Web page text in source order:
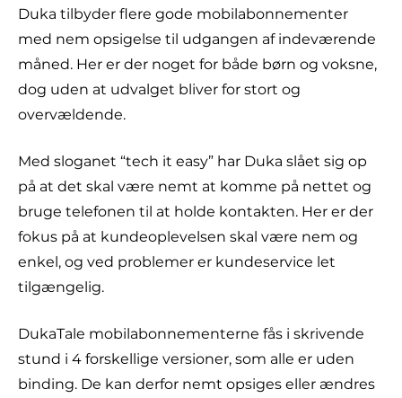
Duka tilbyder flere gode mobilabonnementer
med nem opsigelse til udgangen af indeværende
måned. Her er der noget for både børn og voksne,
dog uden at udvalget bliver for stort og
overvældende.
Med sloganet “tech it easy” har Duka slået sig op
på at det skal være nemt at komme på nettet og
bruge telefonen til at holde kontakten. Her er der
fokus på at kundeoplevelsen skal være nem og
enkel, og ved problemer er kundeservice let
tilgængelig.
DukaTale mobilabonnementerne fås i skrivende
stund i 4 forskellige versioner, som alle er uden
binding. De kan derfor nemt opsiges eller ændres